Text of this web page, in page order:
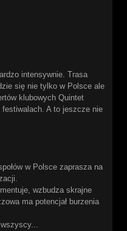
intensywnie. Trasa
się nie tylko w Polsce ale
klubowych Quintet
A to jeszcze nie
w Polsce zaprasza na
wzbudza skrajne
ma potencjał burzenia